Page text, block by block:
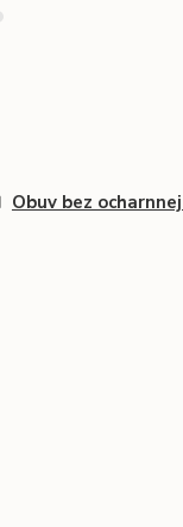
Obuv bez